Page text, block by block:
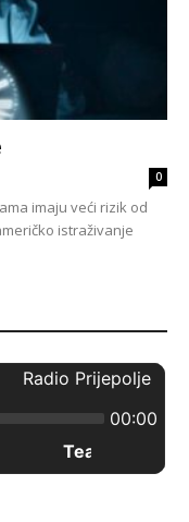
0
imaju veći rizik od
istraživanje